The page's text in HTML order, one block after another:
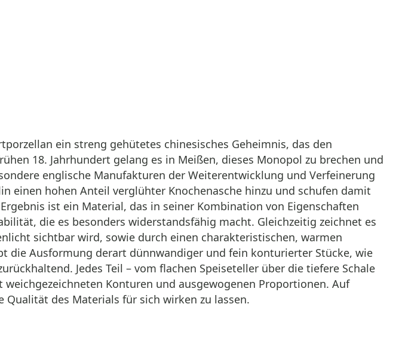
ein streng gehütetes chinesisches Geheimnis, das den
18. Jahrhundert gelang es in Meißen, dieses Monopol zu brechen und
englische Manufakturen der Weiterentwicklung und Verfeinerung
einen hohen Anteil verglühter Knochenasche hinzu und schufen damit
ist ein Material, das in seiner Kombination von Eigenschaften
die es besonders widerstandsfähig macht. Gleichzeitig zeichnet es
sichtbar wird, sowie durch einen charakteristischen, warmen
die Ausformung derart dünnwandiger und fein konturierter Stücke, wie
Jedes Teil – vom flachen Speiseteller über die tiefere Schale
Konturen und ausgewogenen Proportionen. Auf
des Materials für sich wirken zu lassen.